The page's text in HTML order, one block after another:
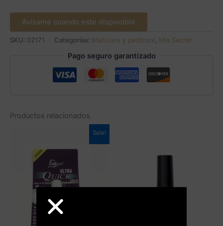
Avísame cuando este disponible
SKU: 02171 Categorías: Manicure y pedicure, Mia Secret
Pago seguro garantizado
Productos relacionados
Sale!